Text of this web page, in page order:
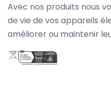
Avec nos produits nous
de vie de vos appareils
améliorer ou maintenir